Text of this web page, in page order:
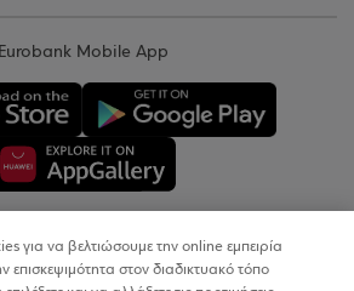
Eurobank Mobile App
Copyright © 2026
για να βελτιώσουμε την online εμπειρία
επισκεψιμότητα στον διαδικτυακό τόπο